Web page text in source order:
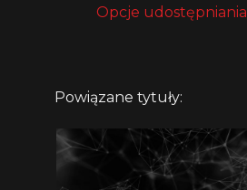
Opcje udostępniania
Powiązane tytuły: